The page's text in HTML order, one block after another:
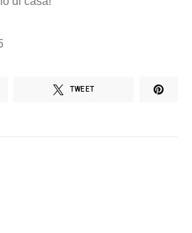
TWEET